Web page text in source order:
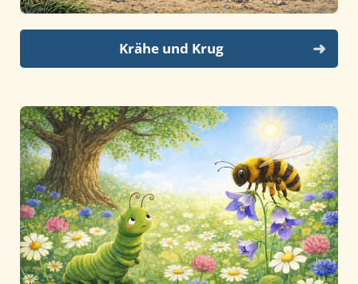
Krähe und Krug